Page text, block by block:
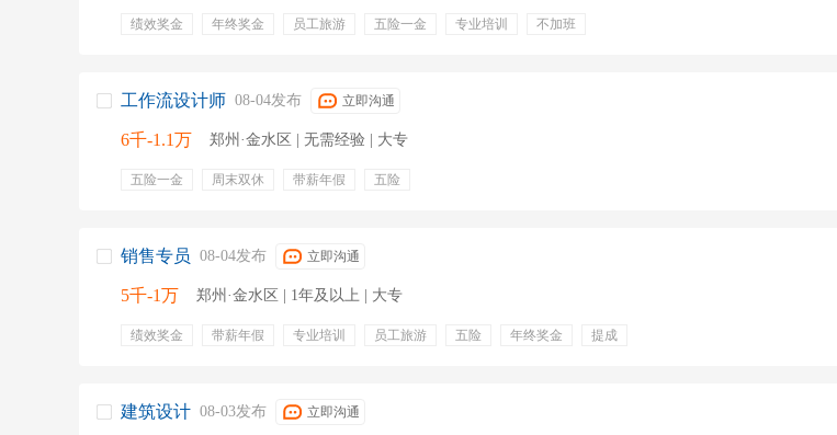
绩效奖金 年终奖金 员工旅游 五险一金 专业培训
不加班
工作流设计师 08-04发布 立即沟通
6千-1.1万 郑州·金水区 | 无需经验 | 大专
五险一金 周末双休 带薪年假 五险
销售专员 08-04发布 立即沟通
5千-1万 郑州·金水区 | 1年及以上 | 大专
绩效奖金 带薪年假 专业培训 员工旅游 五险 年终奖金
提成
建筑设计 08-03发布 立即沟通